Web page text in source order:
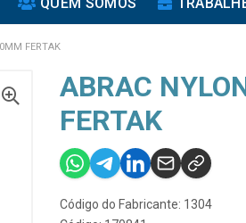
FERTAK
ABRAC
FERTAK
Código do Fabricante: 1304